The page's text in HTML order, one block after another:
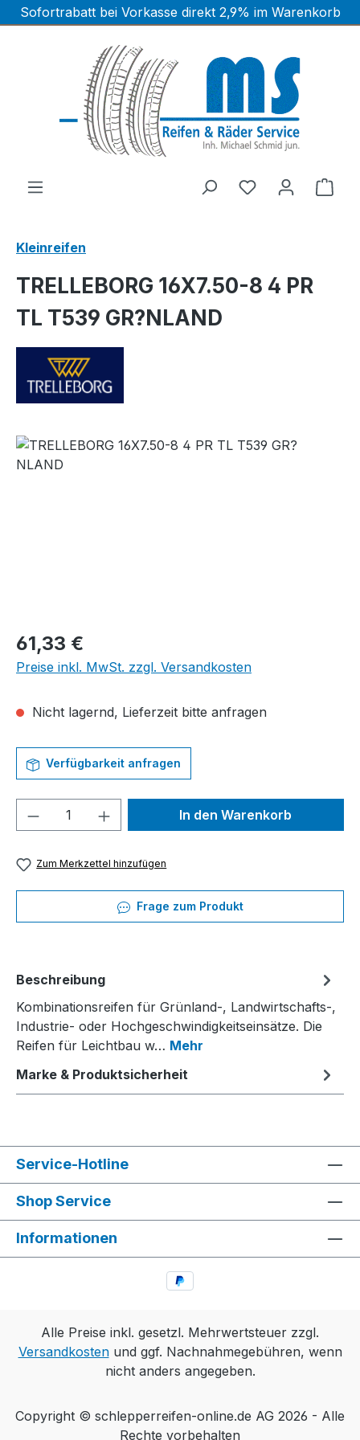
Zum Hauptinhalt springen
Sofortrabatt bei Vorkasse direkt 2,9% im Warenkorb
Kleinreifen
TRELLEBORG 16X7.50-8 4 PR
TL T539 GR?NLAND
Bildergalerie überspringen
Regulärer Preis:
61,33 €
Preise inkl. MwSt. zzgl. Versandkosten
Nicht lagernd, Lieferzeit bitte anfragen
Verfügbarkeit anfragen
Produkt Anzahl: Gib denIn den Warenkorb
Zum Merkzettel hinzufügen
Frage zum Produkt
Beschreibung
Kombinationsreifen für Grünland-, Landwirtschafts-,
Industrie- oder Hochgeschwindigkeitseinsätze. Die
Reifen für Leichtbau w… Mehr
Marke & Produktsicherheit
Service-Hotline
Shop Service
Informationen
Alle Preise inkl. gesetzl. Mehrwertsteuer zzgl.
Versandkostenund ggf. Nachnahmegebühren, wenn
nicht anders angegeben.
Copyright © schlepperreifen-online.de AG 2026 - Alle
Rechte vorbehalten